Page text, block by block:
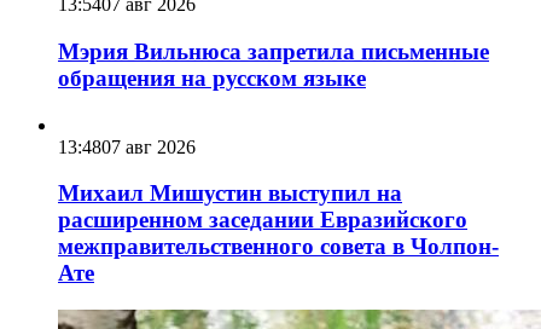
13:5407 авг 2026
Мэрия Вильнюса запретила письменные
обращения на русском языке
13:4807 авг 2026
Михаил Мишустин выступил на
расширенном заседании Евразийского
межправительственного совета в Чолпон-
Ате